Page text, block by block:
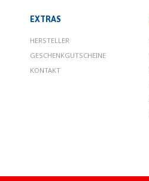
EXTRAS
HERSTELLER
GESCHENKGUTSCHEINE
KONTAKT